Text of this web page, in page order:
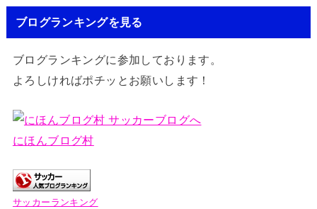
ブログランキングを見る
ブログランキングに参加しております。
よろしければポチッとお願いします！
にほんブログ村
サッカーランキング